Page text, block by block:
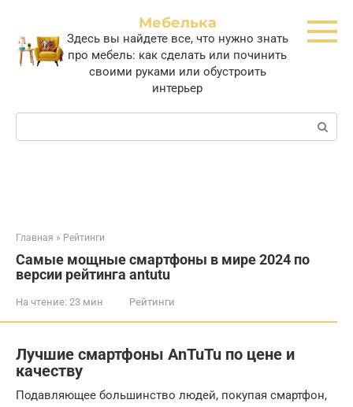
контенту
Мебелька
Здесь вы найдете все, что нужно знать
про мебель: как сделать или починить
своими руками или обустроить
интерьер
Поиск:
Главная » Рейтинги
Самые мощные смартфоны в мире 2024 по
версии рейтинга antutu
На чтение: 23 мин Рейтинги
Лучшие смартфоны AnTuTu по цене и
качеству
Подавляющее большинство людей, покупая смартфон,